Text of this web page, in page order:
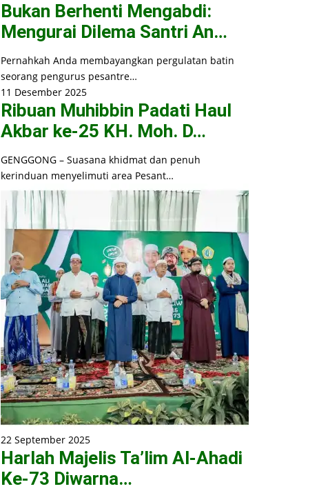
Bukan Berhenti Mengabdi:
Mengurai Dilema Santri An…
Pernahkah Anda membayangkan pergulatan batin
seorang pengurus pesantre…
11 Desember 2025
Ribuan Muhibbin Padati Haul
Akbar ke-25 KH. Moh. D…
GENGGONG – Suasana khidmat dan penuh
kerinduan menyelimuti area Pesant…
22 September 2025
Harlah Majelis Ta’lim Al-Ahadi
Ke-73 Diwarna…